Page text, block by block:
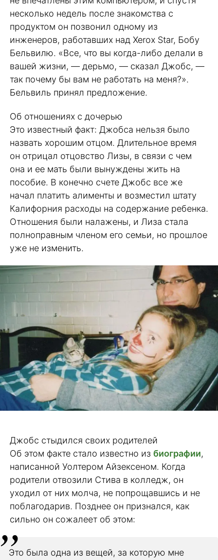
несколько недель после знакомства с
продуктом он позвонил одному из
инженеров, работавших над Xerox Star, Бобу
Бельвилю. «Все, что вы когда-либо делали в
вашей жизни, — дерьмо, — сказал Джобс, —
так почему бы вам не работать на меня?».
Бельвиль принял предложение.
Об отношениях с дочерью
Это известный факт: Джобса нельзя было
назвать хорошим отцом. Длительное время
он отрицал отцовство Лизы, в связи с чем
она и ее мать были вынуждены жить на
пособие. В конечно счете Джобс все же
начал платить алименты и возместил штату
Калифорния расходы на содержание ребенка.
Отношения были налажены, и Лиза стала
полноправным членом его семьи, но прошлое
уже не изменить.
Джобс стыдился своих родителей
Об этом факте стало известно из биографии,
написанной Уолтером Айзексеном. Когда
родители отвозили Стива в колледж, он
уходил от них молча, не попрощавшись и не
поблагодарив. Позднее он признался, как
сильно он сожалеет об этом:
Это была одна из вещей, за которую мне